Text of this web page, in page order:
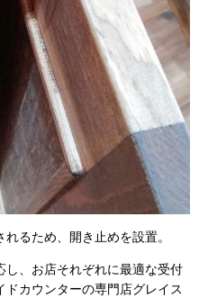
るため、開き止めを設置。
し、お店それぞれに最適な受付
カウンターの専門店グレイス